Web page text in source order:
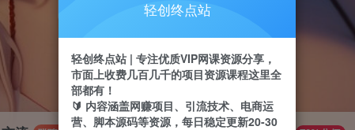
剪辑 引流 带货
轻创终点站
轻创终点站 | 专注优质VIP网课资源分享，
市面上收费几百几千的项目资源课程这里全
部都有！
🔰 内容涵盖网赚项目、引流技术、电商运
营、脚本源码等资源，每日稳定更新20-30